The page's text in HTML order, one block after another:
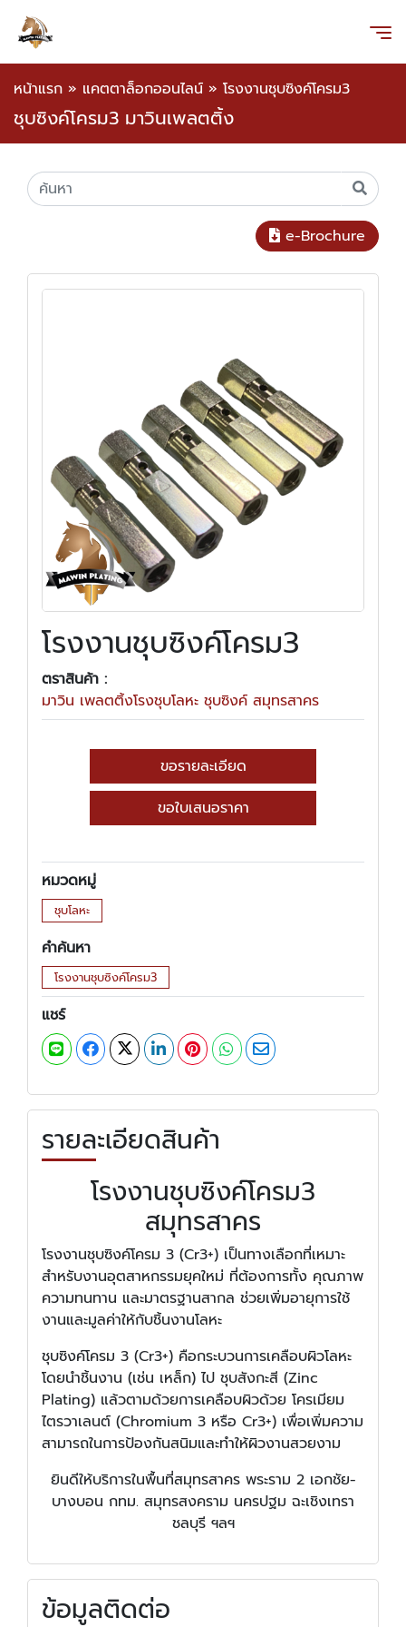
หน้าแรก » แคตตาล็อกออนไลน์ » โรงงานชุบซิงค์โครม3
ชุบซิงค์โครม3 มาวินเพลตติ้ง
e-Brochure
โรงงานชุบซิงค์โครม3
ตราสินค้า :
มาวิน เพลตติ้งโรงชุบโลหะ ชุบซิงค์ สมุทรสาคร
ขอรายละเอียด
ขอใบเสนอราคา
หมวดหมู่
ชุบโลหะ
คำค้นหา
โรงงานชุบซิงค์โครม3
แชร์
รายละเอียดสินค้า
โรงงานชุบซิงค์โครม3
สมุทรสาคร
โรงงานชุบซิงค์โครม 3 (Cr3+) เป็นทางเลือกที่เหมาะ
สำหรับงานอุตสาหกรรมยุคใหม่ ที่ต้องการทั้ง คุณภาพ
ความทนทาน และมาตรฐานสากล ช่วยเพิ่มอายุการใช้
งานและมูลค่าให้กับชิ้นงานโลหะ
ชุบซิงค์โครม 3 (Cr3+) คือกระบวนการเคลือบผิวโลหะ
โดยนำชิ้นงาน (เช่น เหล็ก) ไป ชุบสังกะสี (Zinc
Plating) แล้วตามด้วยการเคลือบผิวด้วย โครเมียม
ไตรวาเลนต์ (Chromium 3 หรือ Cr3+) เพื่อเพิ่มความ
สามารถในการป้องกันสนิมและทำให้ผิวงานสวยงาม
ยินดีให้บริการในพื้นที่สมุทรสาคร พระราม 2 เอกชัย-
บางบอน กทม. สมุทรสงคราม นครปฐม ฉะเชิงเทรา
ชลบุรี ฯลฯ
ข้อมูลติดต่อ